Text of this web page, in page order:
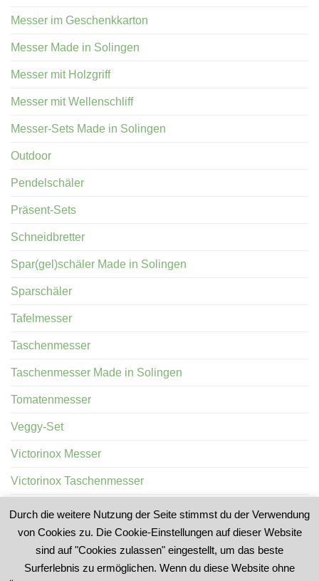
Messer im Geschenkkarton
Messer Made in Solingen
Messer mit Holzgriff
Messer mit Wellenschliff
Messer-Sets Made in Solingen
Outdoor
Pendelschäler
Präsent-Sets
Schneidbretter
Spar(gel)schäler Made in Solingen
Sparschäler
Tafelmesser
Taschenmesser
Taschenmesser Made in Solingen
Tomatenmesser
Veggy-Set
Victorinox Messer
Victorinox Taschenmesser
Wurstprobiermesser
Durch die weitere Nutzung der Seite stimmst du der Verwendung
von Cookies zu. Die Cookie-Einstellungen auf dieser Website
sind auf "Cookies zulassen" eingestellt, um das beste
Surferlebnis zu ermöglichen. Wenn du diese Website ohne